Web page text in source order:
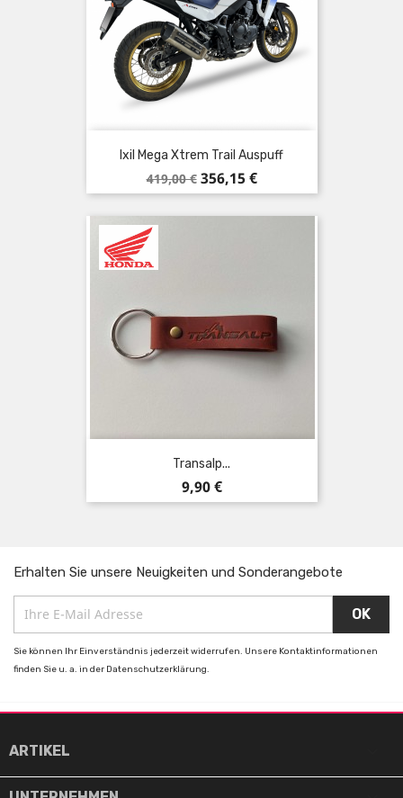
Ixil Mega Xtrem Trail Auspuff
Verkaufspreis
419,00 € Preis
356,15 €
Transalp...
Preis
9,90 €
Erhalten Sie unsere Neuigkeiten und Sonderangebote
Sie können Ihr Einverständnis jederzeit widerrufen. Unsere Kontaktinformationen
finden Sie u. a. in der Datenschutzerklärung.
ARTIKEL